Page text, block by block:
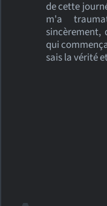
de cette
m'a
sincèrement,
qui
sais la vérité